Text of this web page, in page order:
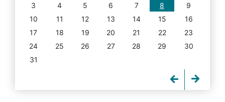
3
4 5 6 7 8
9
10
11 12 13 14 15
16
17
18 19 20 21 22
23
24
25 26 27 28 29
30
31